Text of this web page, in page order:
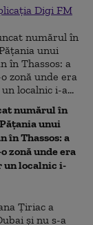
Digi FM
numărul în
unui
în Thassos: a
zonă unde era
localnic i-